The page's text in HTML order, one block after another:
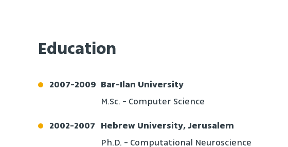
Education
2007-2009 Bar-Ilan University
M.Sc. - Computer Science
2002-2007 Hebrew University, Jerusalem
Ph.D. - Computational Neuroscience